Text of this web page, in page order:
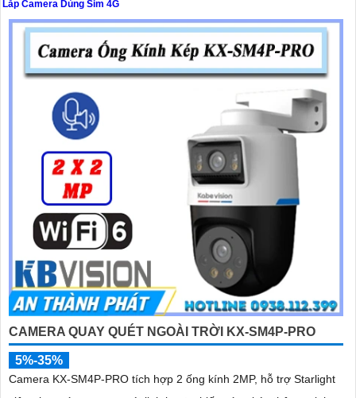
'Lắp Camera Dùng Sim 4G
CAMERA QUAY QUÉT NGOÀI TRỜI KX-SM4P-PRO
5%-35%
Camera KX-SM4P-PRO tích hợp 2 ống kính 2MP, hỗ trợ Starlight